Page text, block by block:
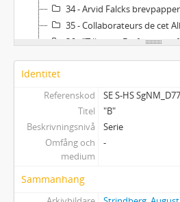
34 - Arvid Falcks brevpapper:
35 - Collaborateurs de cet
36 - "Tillegnas Författaren
37 - "Fragment af
39 - Lapp med tågtider
40 - Flicka med korg och
41 - Tryckt meddelande om
42 - Schwedische Dramatiker seit
43-44 - Wilhelm Carlheim-Gyllenskölds [och Richard Bergs] förslag
Identitet
Referenskod
SE S-HS
Titel
"B"
Beskrivningsnivå
Serie
Omfång och
medium
-
Sammanhang